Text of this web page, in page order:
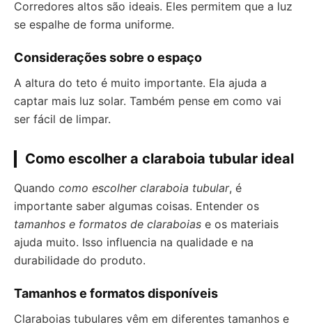
Corredores altos são ideais. Eles permitem que a luz
se espalhe de forma uniforme.
Considerações sobre o espaço
A altura do teto é muito importante. Ela ajuda a
captar mais luz solar. Também pense em como vai
ser fácil de limpar.
Como escolher a claraboia tubular ideal
Quando como escolher claraboia tubular, é
importante saber algumas coisas. Entender os
tamanhos e formatos de claraboias e os materiais
ajuda muito. Isso influencia na qualidade e na
durabilidade do produto.
Tamanhos e formatos disponíveis
Claraboias tubulares vêm em diferentes tamanhos e